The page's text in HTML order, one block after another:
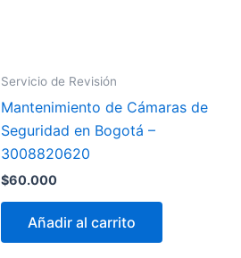
Servicio de Revisión
Mantenimiento de Cámaras de
Seguridad en Bogotá –
3008820620
$60.000
Añadir al carrito